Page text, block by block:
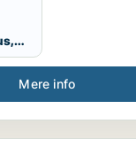
Mere info